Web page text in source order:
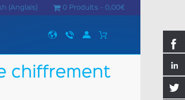
( Anglais) 0 Produits - 0,00€
chiffrement